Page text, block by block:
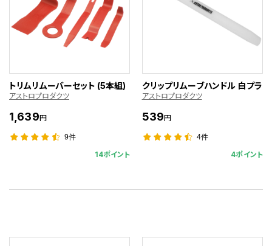
トリムリムーバーセット (5本組)
アストロプロダクツ
1,639円
9件
14ポイント
クリップリムーブハンドル 白プラ
アストロプロダクツ
539円
4件
4ポイント